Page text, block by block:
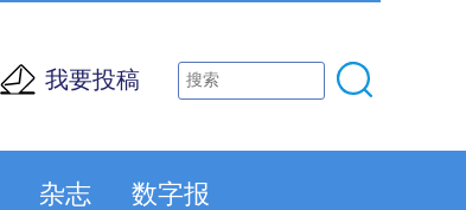
我要投稿
杂志 数字报